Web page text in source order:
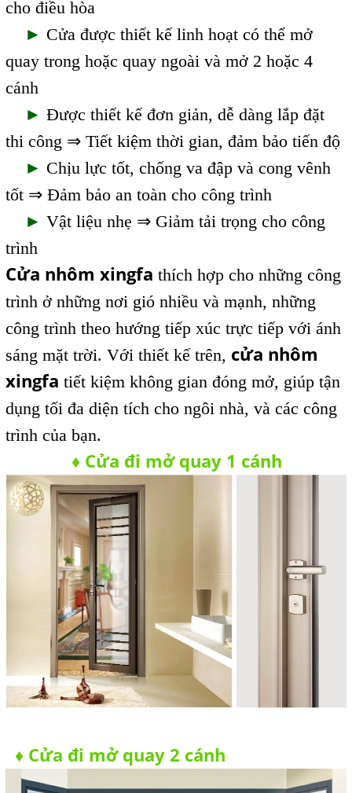
cho điều hòa
► Cửa được thiết kế linh hoạt có thể mở
quay trong hoặc quay ngoài và mở 2 hoặc 4
cánh
► Được thiết kế đơn giản, dễ dàng lắp đặt
thi công ⇒ Tiết kiệm thời gian, đảm bảo tiến độ
► Chịu lực tốt, chống va đập và cong vênh
tốt ⇒ Đảm bảo an toàn cho công trình
► Vật liệu nhẹ ⇒ Giảm tải trọng cho công
trình
Cửa nhôm xingfa thích hợp cho những công
trình ở những nơi gió nhiều và mạnh, những
công trình theo hướng tiếp xúc trực tiếp với ánh
sáng mặt trời. Với thiết kế trên, cửa nhôm
xingfa tiết kiệm không gian đóng mở, giúp tận
dụng tối đa diện tích cho ngôi nhà, và các công
trình của bạn.
♦ Cửa đi mở quay 1 cánh
♦ Cửa đi mở quay 2 cánh